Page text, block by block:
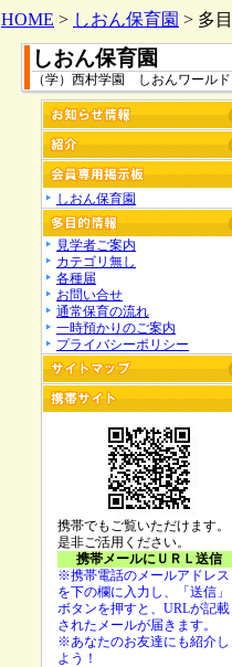
HOME > しおん保育園 > 多
しおん保育園
（学）西村学園 しおんワールド
しおん保育園
見学者ご案内
カテゴリ無し
各種届
お問い合せ
通常保育の流れ
一時預かりのご案内
プライバシーポリシー
携帯でもご覧いただけます。
是非ご活用ください。
携帯メールにＵＲＬ送信
※携帯電話のメールアドレス
を下の欄に入力し、「送信」
ボタンを押すと、URLが記載
されたメールが届きます。
※あなたのお友達にも紹介し
よう！